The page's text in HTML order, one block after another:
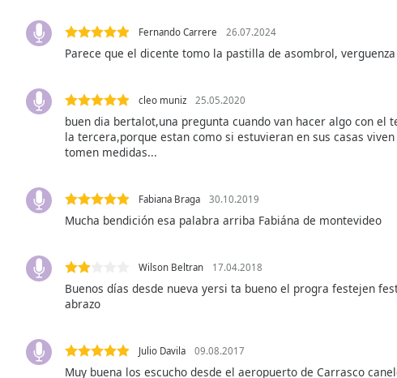
off
selected
subtitles
settings
opens
subtitles
dialog
subtitles
Audio
Track
Picture
Fullscreen
Fernando Carrere 26.07.2024
Parece que el dicente tomo la pastilla de asombrol,
cleo muniz 25.05.2020
buen dia bertalot,una pregunta cuando van hacer algo con el
la tercera,porque estan como si estuvieran en sus casas
tomen medidas...
Fabiana Braga 30.10.2019
Mucha bendición esa palabra arriba Fabiána de montevideo
Wilson Beltran 17.04.2018
Buenos días desde nueva yersi ta bueno el progra festejen
abrazo
Julio Davila 09.08.2017
Muy buena los escucho desde el aeropuerto de Carrasco